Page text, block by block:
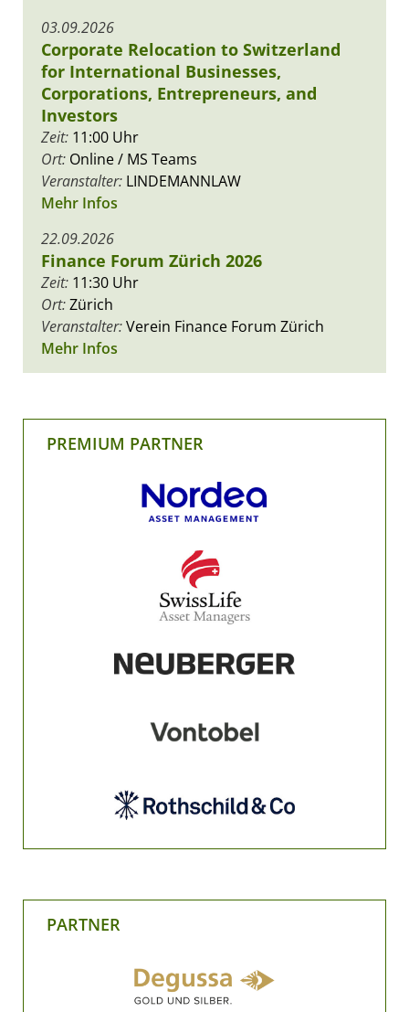
03.09.2026
Corporate Relocation to Switzerland
for International Businesses,
Corporations, Entrepreneurs, and
Investors
Zeit: 11:00 Uhr
Ort: Online / MS Teams
Veranstalter: LINDEMANNLAW
Mehr Infos
22.09.2026
Finance Forum Zürich 2026
Zeit: 11:30 Uhr
Ort:Zürich
Veranstalter:Verein Finance Forum Zürich
Mehr Infos
PREMIUM PARTNER
PARTNER